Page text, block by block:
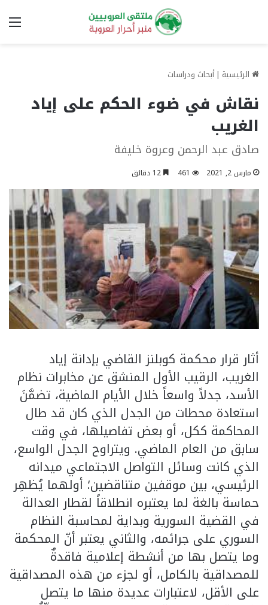
الرئيسية | أبحاث ودراسات
نقاش في ضوء الحكم على إياد
الغريب
صادق عبد الرحمن وعروة خليفة
مارس 2, 2021 461
أثار قرار محكمة كوبلنز القاضي بإدانة إياد
الغريب، الرقيب الأول المنشق عن مخابرات نظام
الأسد، جدلاً واسعاً خلال الأيام الماضية، تضمَّنَ
استعادة محطات من الجدل الذي كان قد طال
المحاكمة ككل، أو بعض تفاصيلها، في وقت
سابق من العام الماضي. ويتراوح الجدل الواسع،
الذي كانت وسائل التواصل الاجتماعي ميدانه
الرئيسي، بين موقفين متناقضين؛ أولهما يُظهِر
حماسة بالغة لما يعتبره انطلاقاً لقطار العدالة
في القضية السورية وبداية لمحاسبة النظام
السوري على جرائمه، والثاني يعتبر أنّ المحكمة
وما يتصل بها من أنشطة إعلامية فاقدةٌ
للمصداقية بالكامل، أو لجزء من هذه المصداقية
على الأقل، لاعتبارات عديدة منها ما يتصل